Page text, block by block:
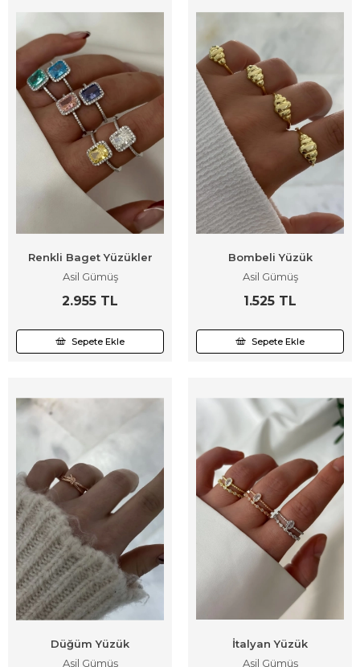
Renkli Baget Yüzükler
Asil Gümüş
2.955 TL
Sepete Ekle
Bombeli Yüzük
Asil Gümüş
1.525 TL
Sepete Ekle
Düğüm Yüzük
Asil Gümüş
İtalyan Yüzük
Asil Gümüş